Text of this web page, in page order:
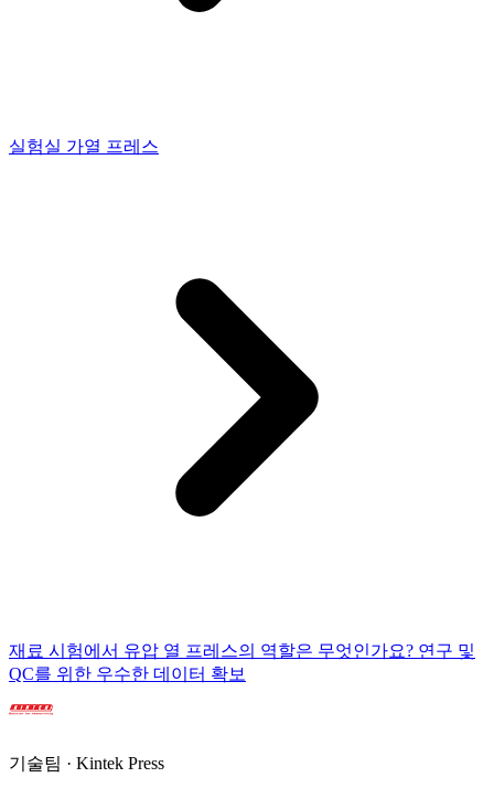
실험실 가열 프레스
재료 시험에서 유압 열 프레스의 역할은 무엇인가요? 연구 및
QC를 위한 우수한 데이터 확보
기술팀 · Kintek Press